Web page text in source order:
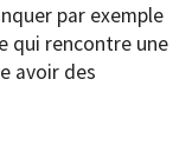
par exemple
qui rencontre une
avoir des